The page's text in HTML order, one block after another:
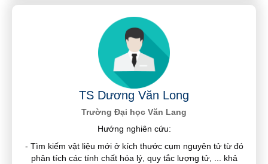
TS Dương Văn Long
Trường Đại học Văn Lang
Hướng nghiên cứu:
- Tìm kiếm vật liệu mới ở kích thước cụm nguyên tử từ đó
phân tích các tính chất hóa lý, quy tắc lượng tử, ... khả